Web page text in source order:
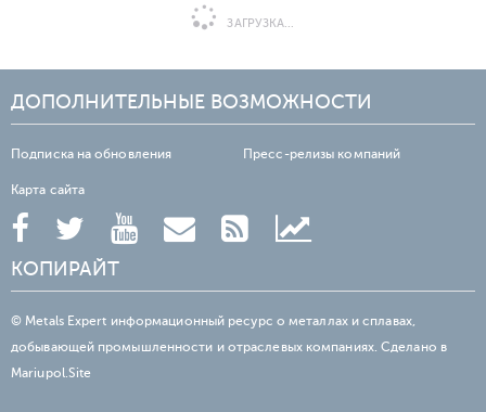
ЗАГРУЗКА...
ДОПОЛНИТЕЛЬНЫЕ ВОЗМОЖНОСТИ
Подписка на обновления Пресс-релизы компаний
Карта сайта
КОПИРАЙТ
© Metals Expert информационный ресурс о металлах и сплавах,
добывающей промышленности и отраслевых компаниях. Сделано в
Mariupol.Site